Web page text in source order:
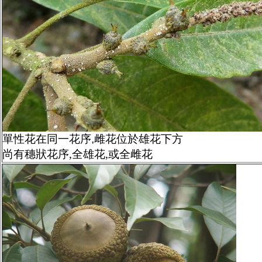
單性花在同一花序,雌花位於雄花下方
尚有穗狀花序,全雄花,或全雌花